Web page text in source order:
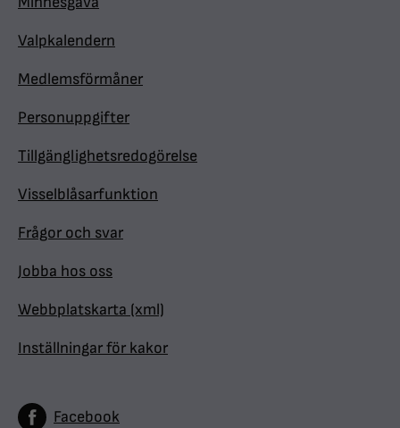
Valpkalendern
Medlemsförmåner
Personuppgifter
Tillgänglighetsredogörelse
Visselblåsarfunktion
Frågor och svar
Jobba hos oss
Webbplatskarta (xml)
Inställningar för kakor
Facebook